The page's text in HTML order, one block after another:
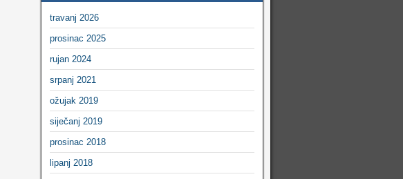
travanj 2026
prosinac 2025
rujan 2024
srpanj 2021
ožujak 2019
siječanj 2019
prosinac 2018
lipanj 2018